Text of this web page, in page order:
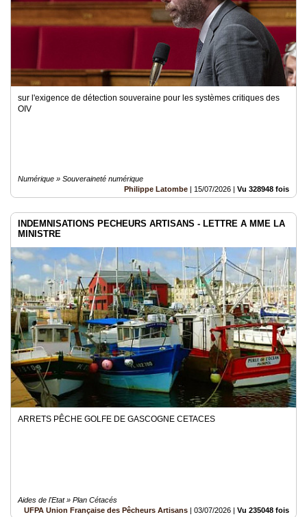
sur l'exigence de détection souveraine pour les systèmes critiques des
OIV
Numérique » Souveraineté numérique
Philippe Latombe | 15/07/2026 | Vu 328948 fois
INDEMNISATIONS PECHEURS ARTISANS - LETTRE A MME LA
MINISTRE
ARRETS PÊCHE GOLFE DE GASCOGNE CETACES
Aides de l'Etat » Plan Cétacés
UFPA Union Française des Pêcheurs Artisans | 03/07/2026 | Vu 235048 fois